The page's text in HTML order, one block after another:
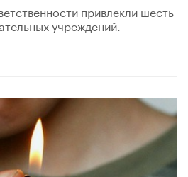
привлекли шесть
учреждений.